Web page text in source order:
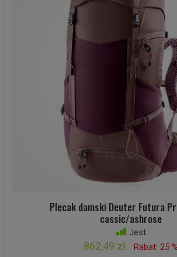
Plecak damski Deuter Futura
cassic/ashrose
Jest
862,49 zł Rabat: 25 %